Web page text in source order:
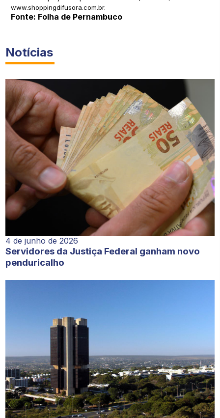
www.shoppingdifusora.com.br.
Fonte: Folha de Pernambuco
Notícias
4 de junho de 2026
Servidores da Justiça Federal ganham novo
penduricalho